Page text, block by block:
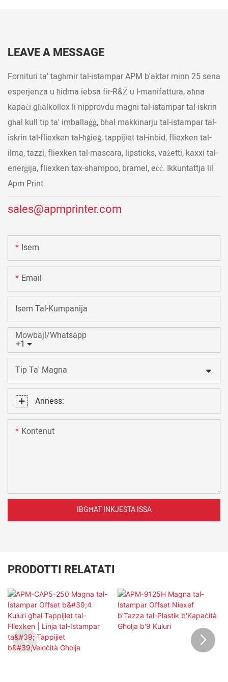
LEAVE A MESSAGE
Fornituri ta' tagħmir tal-istampar APM b'aktar minn 25 sena
esperjenza u ħidma iebsa fir-R&Ż u l-manifattura, aħna
kapaċi għalkollox li nipprovdu magni tal-istampar tal-iskrin
għal kull tip ta' imballaġġ, bħal makkinarju tal-istampar tal-
iskrin tal-fliexken tal-ħġieġ, tappijiet tal-inbid, fliexken tal-
ilma, tazzi, fliexken tal-mascara, lipsticks, vażetti, kaxxi tal-
enerġija, fliexken tax-shampoo, bramel, eċċ. Ikkuntattja lil
Apm Print.
sales@apmprinter.com
Isem
Email
Isem Tal-Kumpanija
+1
Mowbajl/Whatsapp
Tip Ta' Magna
Anness:
Kontenut
IBGĦAT INKJESTA ISSA
PRODOTTI RELATATI